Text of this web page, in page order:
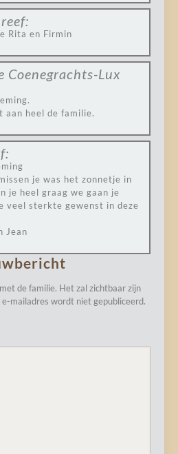
Rita en Firmin
Coenegrachts-Lux
aan heel de familie.
je was het zonnetje in
je heel graag we gaan je
veel sterkte gewenst in deze
Jean
de familie. Het zal zichtbaar zijn
mailadres wordt niet gepubliceerd.